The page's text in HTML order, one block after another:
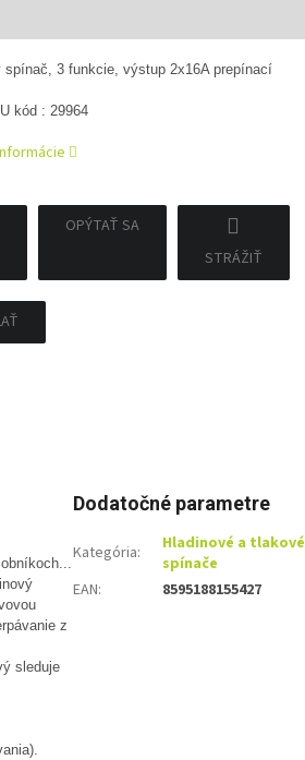
spínač, 3 funkcie, výstup 2x16A prepínací
kód : 29964
OPÝTAŤ SA
STRÁŽIŤ
z
sleduje
Dodatočné parametre
Kategória:
Hladinové a tlakové
spínače
EAN: 8595188155427